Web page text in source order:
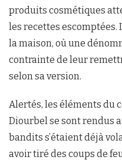
produits cosmétiques
les recettes
la maison, où une
contrainte de leur
selon sa version.
Alertés, les éléments du
Diourbel se sont rendus
bandits s’étaient déjà
avoir tiré des coups de